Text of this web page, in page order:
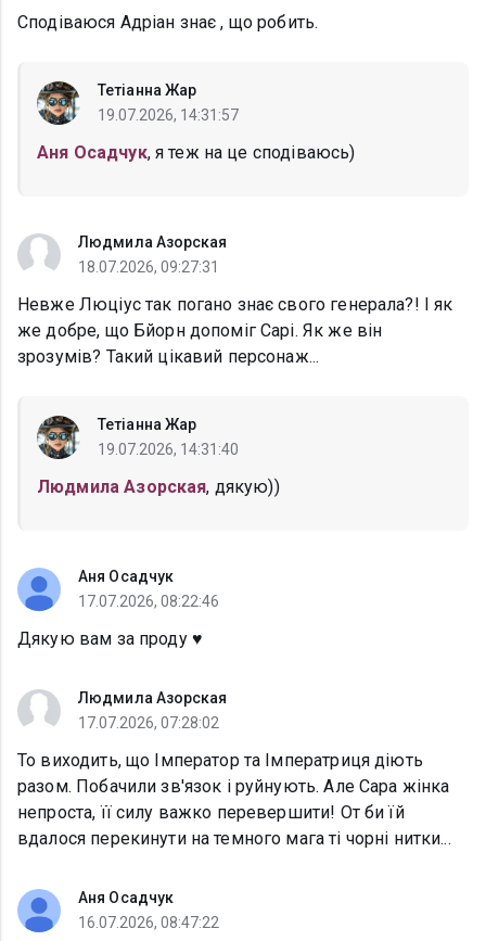
Сподіваюся Адріан знає , що робить.
Тетіанна Жар
19.07.2026, 14:31:57
Аня Осадчук, я теж на це сподіваюсь)
Людмила Азорская
18.07.2026, 09:27:31
Невже Люціус так погано знає свого генерала?! І як
же добре, що Бйорн допоміг Сарі. Як же він
зрозумів? Такий цікавий персонаж...
Тетіанна Жар
19.07.2026, 14:31:40
Людмила Азорская, дякую))
Аня Осадчук
17.07.2026, 08:22:46
Дякую вам за проду ♥️
Людмила Азорская
17.07.2026, 07:28:02
То виходить, що Імператор та Імператриця діють
разом. Побачили зв'язок і руйнують. Але Сара жінка
непроста, її силу важко перевершити! От би їй
вдалося перекинути на темного мага ті чорні нитки...
Аня Осадчук
16.07.2026, 08:47:22